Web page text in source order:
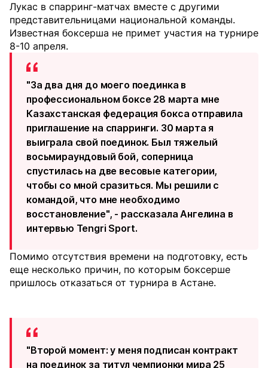
Лукас в спарринг-матчах вместе с другими
представительницами национальной команды.
Известная боксерша не примет участия на турнире
8-10 апреля.
"За два дня до моего поединка в
профессиональном боксе 28 марта мне
Казахстанская федерация бокса отправила
приглашение на спарринги. 30 марта я
выиграла свой поединок. Был тяжелый
восьмираундовый бой, соперница
спустилась на две весовые категории,
чтобы со мной сразиться. Мы решили с
командой, что мне необходимо
восстановление", - рассказала Ангелина в
интервью Tengri Sport.
Помимо отсутствия времени на подготовку, есть
еще несколько причин, по которым боксерше
пришлось отказаться от турнира в Астане.
"Второй момент: у меня подписан контракт
на поединок за титул чемпионки мира 25